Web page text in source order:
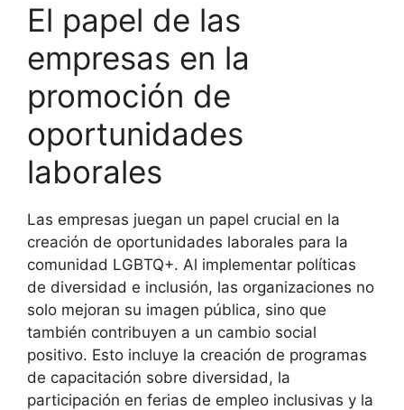
El papel de las
empresas en la
promoción de
oportunidades
laborales
Las empresas juegan un papel crucial en la
creación de oportunidades laborales para la
comunidad LGBTQ+. Al implementar políticas
de diversidad e inclusión, las organizaciones no
solo mejoran su imagen pública, sino que
también contribuyen a un cambio social
positivo. Esto incluye la creación de programas
de capacitación sobre diversidad, la
participación en ferias de empleo inclusivas y la